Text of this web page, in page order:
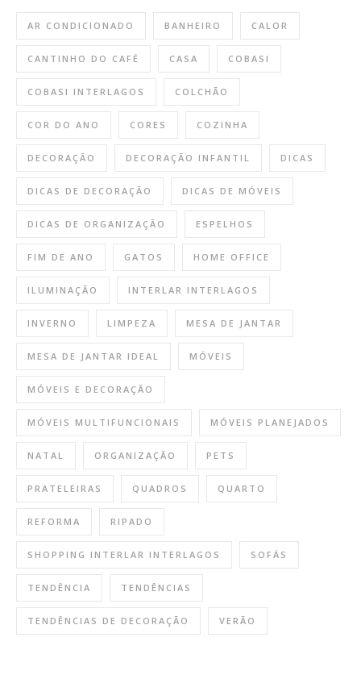
AR CONDICIONADO BANHEIRO CALOR
CANTINHO DO CAFÉ CASA COBASI
COBASI INTERLAGOS COLCHÃO
COR DO ANO CORES COZINHA
DECORAÇÃO DECORAÇÃO INFANTIL DICAS
DICAS DE DECORAÇÃO DICAS DE MÓVEIS
DICAS DE ORGANIZAÇÃO ESPELHOS
FIM DE ANO GATOS HOME OFFICE
ILUMINAÇÃO INTERLAR INTERLAGOS
INVERNO LIMPEZA MESA DE JANTAR
MESA DE JANTAR IDEAL MÓVEIS
MÓVEIS E DECORAÇÃO
MÓVEIS MULTIFUNCIONAIS MÓVEIS PLANEJADOS
NATAL ORGANIZAÇÃO PETS
PRATELEIRAS QUADROS QUARTO
REFORMA RIPADO
SHOPPING INTERLAR INTERLAGOS SOFÁS
TENDÊNCIA TENDÊNCIAS
TENDÊNCIAS DE DECORAÇÃO VERÃO